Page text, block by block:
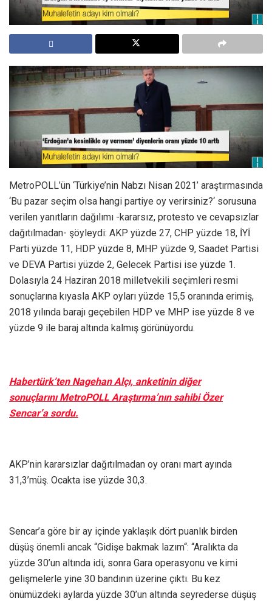
MetroPOLL’ün ‘Türkiye’nin Nabzı Nisan 2021’ araştırmasında
‘Bu pazar seçim olsa hangi partiye oy verirsiniz?‘ sorusuna
verilen yanıtların dağılımı -kararsız, protesto ve cevapsızlar
dağıtılmadan- şöyleydi: AKP yüzde 27, CHP yüzde 18, İYİ
Parti yüzde 11, HDP yüzde 8, MHP yüzde 9, Saadet Partisi
ve DEVA Partisi yüzde 2, Gelecek Partisi ise yüzde 1.
Dolasıyla 24 Haziran 2018 milletvekili seçimleri resmi
sonuçlarına kıyasla AKP oyları yüzde 15,5 oranında erimiş,
2018 yılında barajı geçebilen HDP ve MHP ise yüzde 8 ve
yüzde 9 ile baraj altında kalmış görünüyordu.
Habertürk’ten Nagehan Alçı, anketinin diğer
sonuçlarını MetroPOLL Araştırma’nın sahibi Özer
Sencar’a sordu.
AKP’nin kararsızlar dağıtılmadan oy oranı mart ayında
31,3’müş. Ocakta ise yüzde 30,3.
Sencar’a göre bir ay içinde yaklaşık dört puanlık birden
düşüş önemli ancak “Gidişe bakmak lazım“: “Aralıkta da
yüzde 30’un altında idi, sonra Gara operasyonu ve kimi
gelişmelerle yine 30 bandının üzerine çıktı. Bu kez
önümüzdeki aylarda yüzde 30’un altında seyrederse düşüş